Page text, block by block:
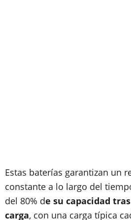
Estas baterías garantizan un
constante a lo largo del
del 80% de su capacidad
carga, con una carga típica